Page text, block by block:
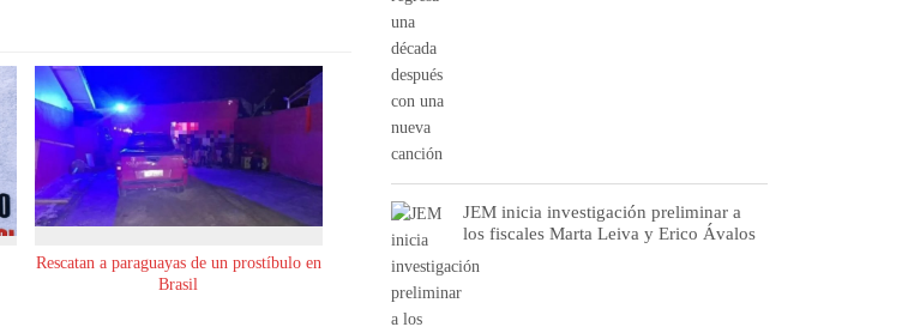
Rescatan a paraguayas de un prostíbulo en
Brasil
JEM inicia investigación preliminar a
los fiscales Marta Leiva y Erico Ávalos